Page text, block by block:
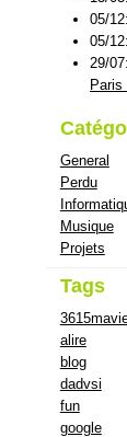
05/12:
05/12:
29/07:
General
Perdu
Musique
Projets
Tags
alire
blog
dadvsi
fun
google